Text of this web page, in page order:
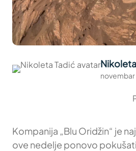
novembar
Kompanija „Blu Oridžin“ je
ove nedelje ponovo